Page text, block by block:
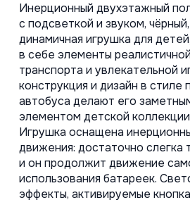
Инерционный двухэтажный
с подсветкой и звуком,
динамичная игрушка для
в себе элементы
транспорта и увлекательной
конструкция и дизайн в стиле
автобуса делают его
элементом детской
Игрушка оснащена
движения: достаточно слегка
и он продолжит движение
использования батареек.
эффекты, активируемые